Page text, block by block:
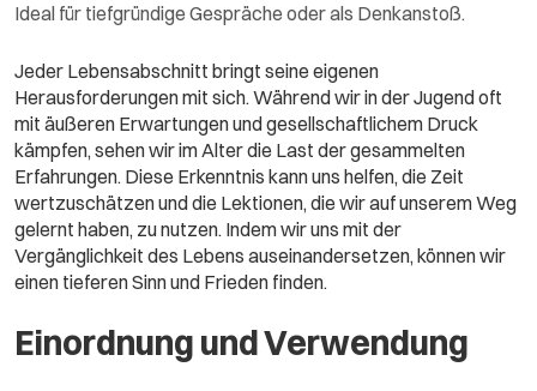
Ideal für tiefgründige Gespräche oder als Denkanstoß.
Jeder Lebensabschnitt bringt seine eigenen
Herausforderungen mit sich. Während wir in der Jugend oft
mit äußeren Erwartungen und gesellschaftlichem Druck
kämpfen, sehen wir im Alter die Last der gesammelten
Erfahrungen. Diese Erkenntnis kann uns helfen, die Zeit
wertzuschätzen und die Lektionen, die wir auf unserem Weg
gelernt haben, zu nutzen. Indem wir uns mit der
Vergänglichkeit des Lebens auseinandersetzen, können wir
einen tieferen Sinn und Frieden finden.
Einordnung und Verwendung